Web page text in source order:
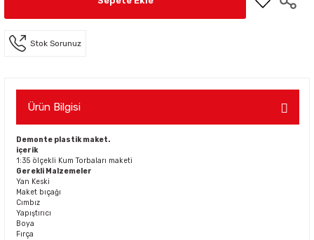
Stok Sorunuz
Ürün Bilgisi
Demonte plastik maket.
içerik
1:35 ölçekli Kum Torbaları maketi
Gerekli Malzemeler
Yan Keski
Maket bıçağı
Cımbız
Yapıştırıcı
Boya
Fırça